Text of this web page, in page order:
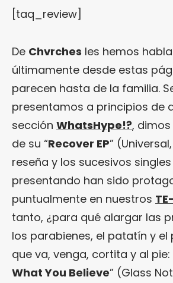
[taq_review]
De Chvrches les hemos
últimamente desde estas
parecen hasta de la familia.
presentamos a principios de
sección WhatsHype!?,
de su “Recover EP”
reseña y los sucesivos
presentando han sido
puntualmente en nuestros
tanto, ¿para qué alargar las
los parabienes, el patatín y el
que va, venga, cortita y al pie:
What You Believe” (Glass